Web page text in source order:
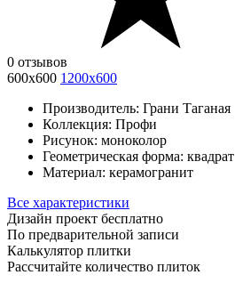
0 отзывов
600х600 1200х600
Производитель: Грани Таганая
Коллекция: Профи
Рисунок: моноколор
Геометрическая форма: квадрат
Материал: керамогранит
Все характеристики
Дизайн проект бесплатно
По предварительной записи
Калькулятор плитки
Рассчитайте количество плиток